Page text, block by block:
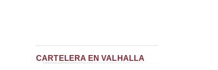
CARTELERA EN VALHALLA